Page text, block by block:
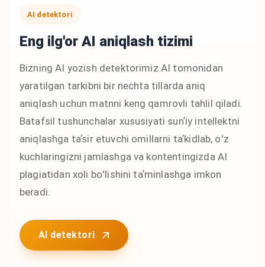
AI detektori
Eng ilg'or AI aniqlash tizimi
Bizning AI yozish detektorimiz AI tomonidan
yaratilgan tarkibni bir nechta tillarda aniq
aniqlash uchun matnni keng qamrovli tahlil qiladi.
Batafsil tushunchalar xususiyati sunʼiy intellektni
aniqlashga taʼsir etuvchi omillarni taʼkidlab, oʻz
kuchlaringizni jamlashga va kontentingizda AI
plagiatidan xoli boʻlishini taʼminlashga imkon
beradi.
AI detektori